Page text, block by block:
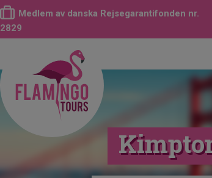
Medlem av danska Rejsegarantifonden nr.
2829